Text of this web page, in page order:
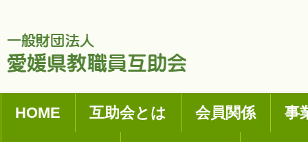
HOME 互助会とは 会員関係 事